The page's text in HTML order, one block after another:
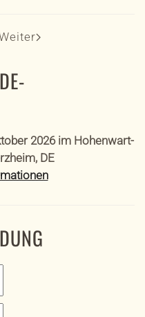
2026 im Hohenwart-
DE